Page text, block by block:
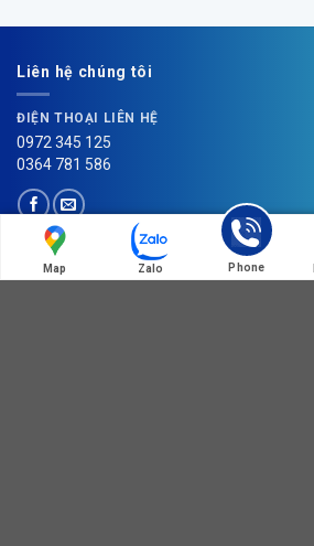
Map Zalo Phone
Liên hệ chúng tôi
ĐIỆN THOẠI LIÊN HỆ
0972 345 125
0364 781 586